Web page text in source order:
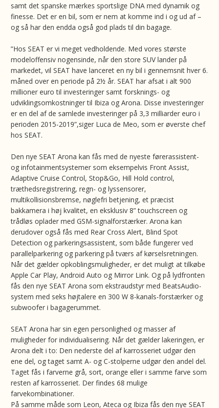
samt det spanske mærkes sportslige DNA med dynamik og
finesse. Det er en bil, som er nem at komme ind i og ud af –
og så har den endda også god plads til din bagage.
”Hos SEAT er vi meget vedholdende. Med vores største
modeloffensiv nogensinde, når den store SUV lander på
markedet, vil SEAT have lanceret en ny bil i gennemsnit hver 6.
måned over en periode på 2½ år. SEAT har afsat i alt 900
millioner euro til investeringer samt forsknings- og
udviklingsomkostninger til Ibiza og Arona. Disse investeringer
er en del af de samlede investeringer på 3,3 milliarder euro i
perioden 2015-2019”,siger Luca de Meo, som er øverste chef
hos SEAT.
Den nye SEAT Arona kan fås med de nyeste førerassistent-
og infotainmentsystemer som eksempelvis Front Assist,
Adaptive Cruise Control, Stop&Go, Hill Hold control,
træthedsregistrering, regn- og lyssensorer,
multikollisionsbremse, nøglefri betjening, et præcist
bakkamera i høj kvalitet, en eksklusiv 8” touchscreen og
trådløs oplader med GSM-signalforstærker. Arona kan
derudover også fås med Rear Cross Alert, Blind Spot
Detection og parkeringsassistent, som både fungerer ved
parallelparkering og parkering på tværs af kørselsretningen.
Når det gælder opkoblingsmuligheder, er det muligt at tilkøbe
Apple Car Play, Android Auto og Mirror Link. Og på lydfronten
fås den nye SEAT Arona som ekstraudstyr med BeatsAudio-
system med seks højtalere en 300 W 8-kanals-forstærker og
subwoofer i bagagerummet.
SEAT Arona har sin egen personlighed og masser af
muligheder for individualisering. Når det gælder lakeringen, er
Arona delt i to: Den nederste del af karrosseriet udgør den
ene del, og taget samt A- og C-stolperne udgør den andel del.
Taget fås i farverne grå, sort, orange eller i samme farve som
resten af karrosseriet. Der findes 68 mulige
farvekombinationer.
På samme måde som Leon, Ateca og Ibiza fås den nye SEAT